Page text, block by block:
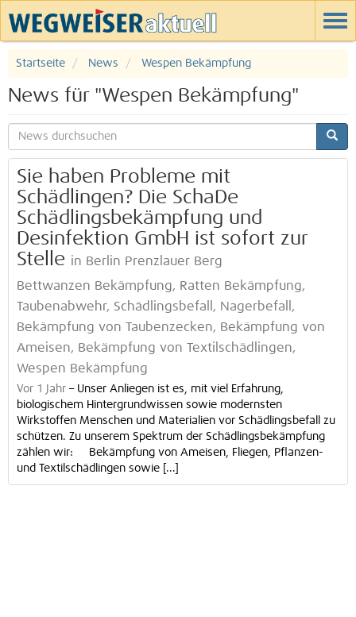
Startseite News Wespen Bekämpfung
News für "Wespen Bekämpfung"
Sie haben Probleme mit
Schädlingen? Die SchaDe
Schädlingsbekämpfung und
Desinfektion GmbH ist sofort zur
Stelle in Berlin Prenzlauer Berg
Bettwanzen Bekämpfung, Ratten Bekämpfung,
Taubenabwehr, Schädlingsbefall, Nagerbefall,
Bekämpfung von Taubenzecken, Bekämpfung von
Ameisen, Bekämpfung von Textilschädlingen,
Wespen Bekämpfung
Vor 1 Jahr – Unser Anliegen ist es, mit viel Erfahrung,
biologischem Hintergrundwissen sowie modernsten
Wirkstoffen Menschen und Materialien vor Schädlingsbefall zu
schützen. Zu unserem Spektrum der Schädlingsbekämpfung
zählen wir: Bekämpfung von Ameisen, Fliegen, Pflanzen-
und Textilschädlingen sowie [...]